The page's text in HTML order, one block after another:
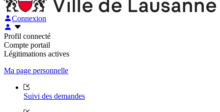
Connexion
Profil connecté
Compte portail
Légitimations actives
Ma page personnelle
Suivi des demandes